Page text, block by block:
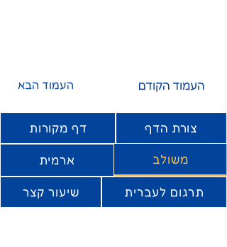
העמוד הבא העמוד הקודם
צורת הדף דף מקורות
משולב ארמית
תרגום לעברית שיעור קצר